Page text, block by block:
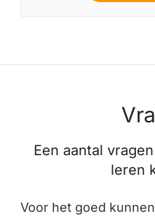
Een aantal
leren
Voor het goed